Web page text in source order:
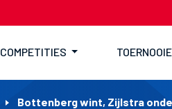
COMPETITIES
Bottenberg wint, Zijlstra